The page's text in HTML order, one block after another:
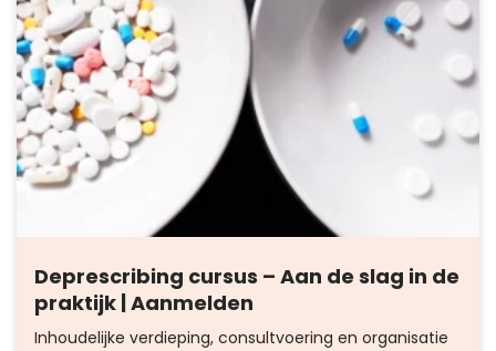
Deprescribing cursus – Aan de slag in de
praktijk | Aanmelden
Inhoudelijke verdieping, consultvoering en organisatie